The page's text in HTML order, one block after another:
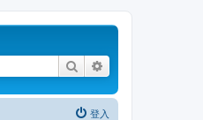
搜尋
登入